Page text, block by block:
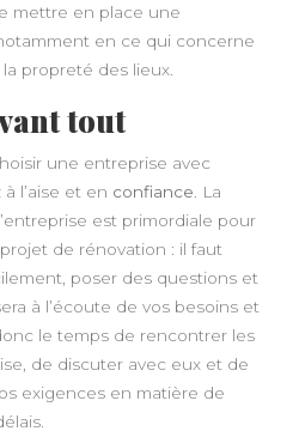
mettre en place une
en ce qui concerne
propreté des lieux.
tout
une entreprise avec
l’aise et en confiance . La
est primordiale pour
de rénovation : il faut
poser des questions et
à l’écoute de vos besoins et
le temps de rencontrer les
de discuter avec eux et de
exigences en matière de